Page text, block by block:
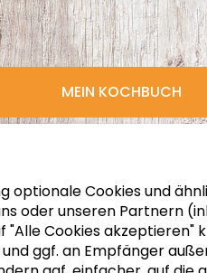
MEIN KOCHBUCH
optionale Cookies und
oder unseren Partnern
Cookies akzeptieren"
ggf. an Empfänger